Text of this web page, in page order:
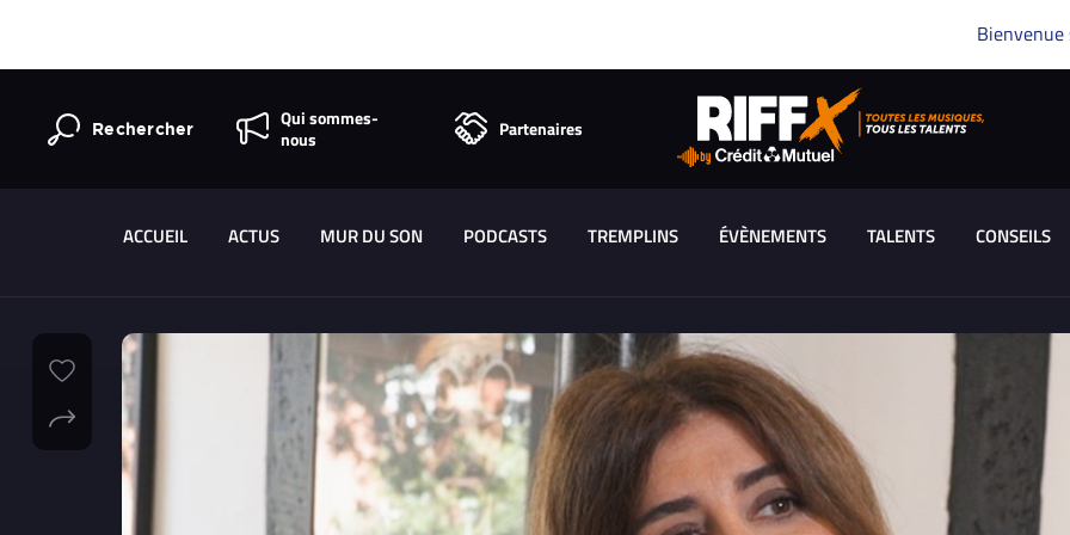
Bienvenue
Rechercher
Qui sommes-
nous
Partenaires
ACCUEIL ACTUS MUR DU SON PODCASTS TREMPLINS ÉVÈNEMENTS TALENTS CONSEILS